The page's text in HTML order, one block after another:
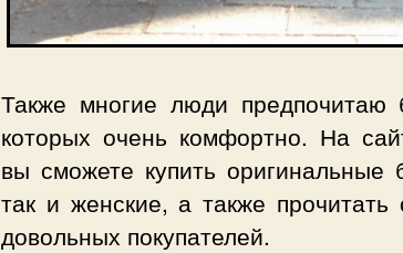
Также многие люди предпочитаю
которых очень комфортно. На
вы сможете купить оригинальные
так и женские, а также
довольных покупателей.